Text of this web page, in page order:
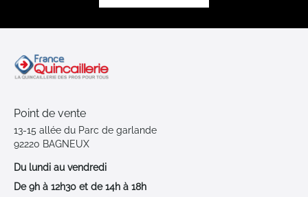
Point de vente
13-15 allée du Parc de garlande
92220 BAGNEUX
Du lundi au vendredi
De 9h à 12h30 et de 14h à 18h